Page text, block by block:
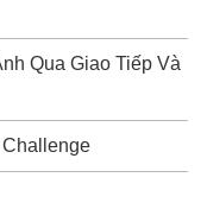
Qua Giao Tiếp Và
Challenge